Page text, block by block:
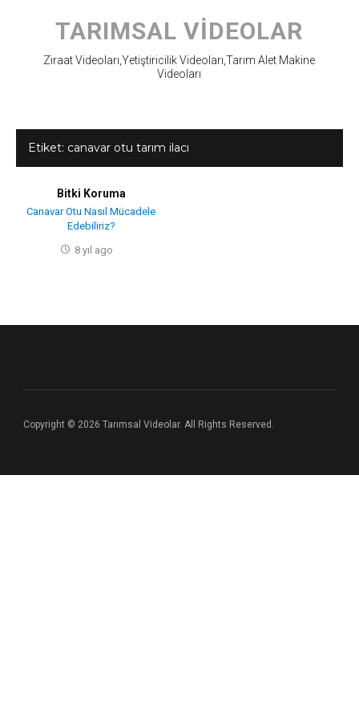
content
TARIMSAL VIDEOLAR
Ziraat Videoları,Yetiştiricilik Videoları,Tarım Alet Makine
Videoları
Etiket: canavar otu tarım ilacı
Bitki Koruma
Canavar Otu Nasıl Mücadele
Edebiliriz?
8 yıl ago
Copyright © 2026 Tarımsal Videolar. All Rights Reserved.